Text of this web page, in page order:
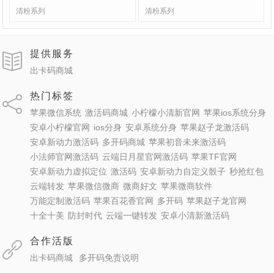
清粉系列 清粉系列
提供服务
出卡码商城
热门标签
苹果微信系统 激活码商城 小柠檬小清新官网 苹果ios系统分身
安卓小柠檬官网 ios分身 安卓系统分身 苹果赵子龙激活码
安卓新动力激活码 多开码商城 苹果初音未来激活码
小法师官网激活码 云端日月星官网激活码 苹果TF官网
安卓新动力虚拟定位 激活码 安卓新动力自定义骰子 秒抢红包
云端转发 苹果微信微商 微商好文 苹果微商软件
万能定制激活码 苹果百花香官网 多开码 苹果赵子龙官网
十全十美 防封时代 云端一键转发 安卓小清新激活码
合作活版
出卡码商城 多开码免责说明